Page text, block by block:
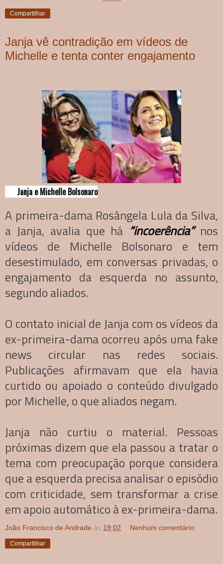
Compartilhar
Janja vê contradição em vídeos de
Michelle e tenta conter engajamento
Janja e Michelle Bolsonaro
A primeira-dama Rosângela Lula da Silva,
a Janja, avalia que há “incoerência”nos
vídeos de Michelle Bolsonaro e tem
desestimulado, em conversas privadas, o
engajamento da esquerda no assunto,
segundo aliados.
O contato inicial de Janja com os vídeos da
ex-primeira-dama ocorreu após uma fake
news circular nas redes sociais.
Publicações afirmavam que ela havia
curtido ou apoiado o conteúdo divulgado
por Michelle, o que aliados negam.
Janja não curtiu o material. Pessoas
próximas dizem que ela passou a tratar o
tema com preocupação porque considera
que a esquerda precisa analisar o episódio
com criticidade, sem transformar a crise
em apoio automático à ex-primeira-dama.
João Francisco de Andrade às 19:02 Nenhum comentário:
Compartilhar